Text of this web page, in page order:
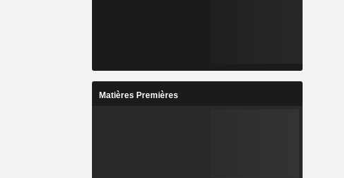
Matières Premières